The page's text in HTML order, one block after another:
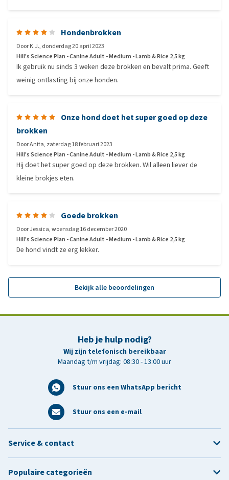
Hondenbrokken
DoorK.J., donderdag 20 april 2023
Hill's Science Plan - Canine Adult - Medium - Lamb & Rice 2,5 kg
Ik gebruik nu sinds 3 weken deze brokken en bevalt prima. Geeft
weinig ontlasting bij onze honden.
Onze hond doet het super goed op deze
brokken
DoorAnita, zaterdag 18 februari 2023
Hill's Science Plan - Canine Adult - Medium - Lamb & Rice 2,5 kg
Hij doet het super goed op deze brokken. Wil alleen liever de
kleine brokjes eten.
Goede brokken
DoorJessica,woensdag 16 december 2020
Hill's Science Plan - Canine Adult - Medium - Lamb & Rice 2,5 kg
De hond vindt ze erg lekker.
Bekijk alle beoordelingen
Heb je hulp nodig?
Wij zijn telefonisch bereikbaar
Maandag t/m vrijdag: 08:30 - 13:00 uur
Stuur ons een WhatsApp bericht
Stuur ons een e-mail
Service & contact
Populaire categorieën